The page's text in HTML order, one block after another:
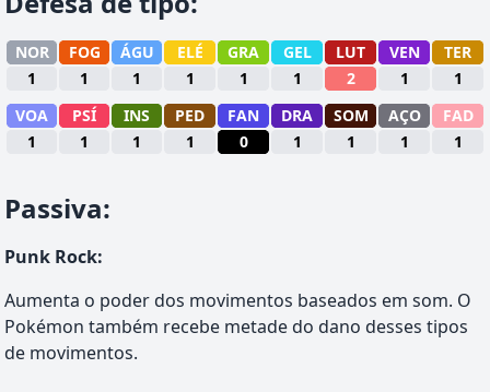
NOR FOG ÁGU ELÉ GRA GEL LUT VEN
TER
1
1 1 1 1 1 2 1
1
VOA
PSÍ INS PED FAN DRA SOM AÇO
FAD
1
1 1 1 0 1 1 1 1
Passiva:
Punk Rock:
Aumenta o poder dos movimentos baseados em som. O
Pokémon também recebe metade do dano desses tipos
de movimentos.